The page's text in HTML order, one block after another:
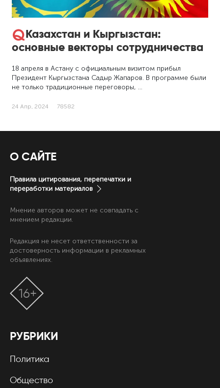
Казахстан и Кыргызстан:
основные векторы сотрудничества
18 апреля в Астану с официальным визитом прибыл
Президент Кыргызстана Садыр Жапаров. В программе были
не только традиционные переговоры, …
24 Апр, 2024 78582
О САЙТЕ
Правила цитирования, перепечатки и
переработки материалов
Мнение авторов может не совпадать с
мнением редакции.
Редакция не несет ответственности за
достоверность информации в рекламных
объявлениях.
РУБРИКИ
Политика
Общество
16+